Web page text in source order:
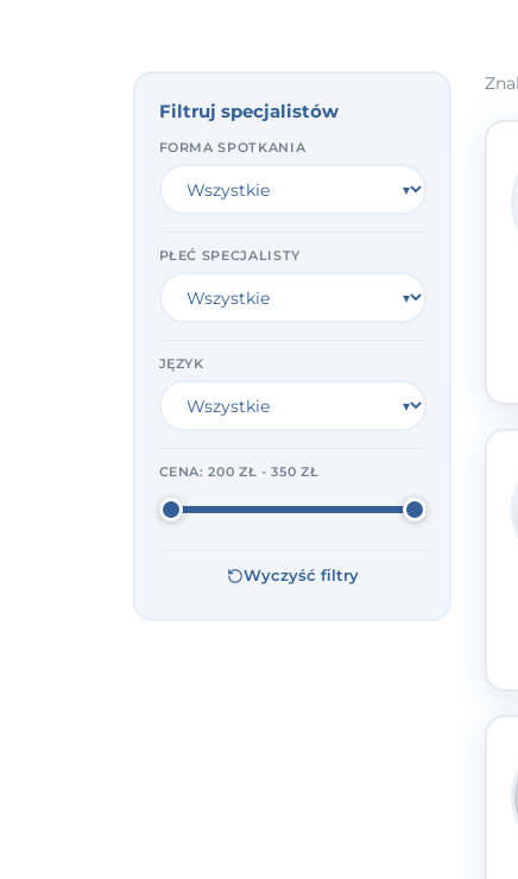
Filtruj specjalistów
FORMA SPOTKANIA
PŁEĆ SPECJALISTY
JĘZYK
CENA:200 ZŁ - 350 ZŁ
Wyczyść filtry